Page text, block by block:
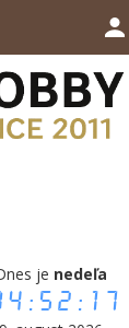
je nedeľa